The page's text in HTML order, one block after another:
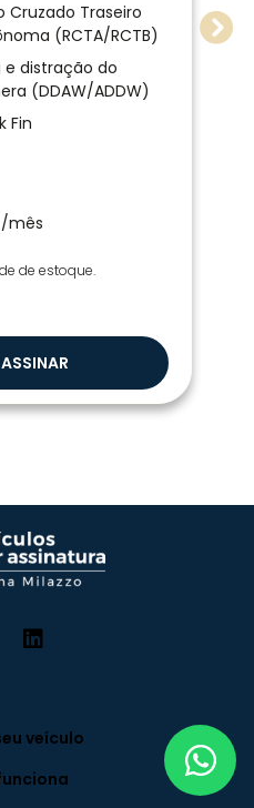
Cruzado Traseiro
(RCTA/RCTB)
distração do
(DDAW/ADDW)
Fin
/mês
de estoque.
Next
veículo